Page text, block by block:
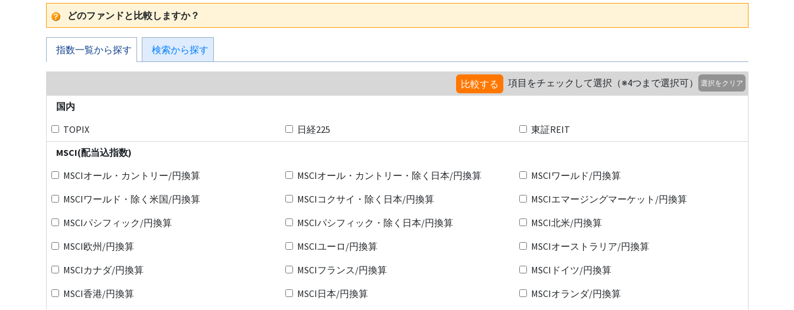
どのファンドと比較しますか？
指数一覧から探す 検索から探す
比較する 項目をチェックして選択（※4つまで選択可） 選択をクリア
国内
TOPIX
日経225
東証REIT
MSCI(配当込指数)
MSCIオール・カントリー/円換算
MSCIオール・カントリー・除く日本/円換算
MSCIワールド/円換算
MSCIワールド・除く米国/円換算
MSCIコクサイ・除く日本/円換算
MSCIエマージングマーケット/円換算
MSCIパシフィック/円換算
MSCIパシフィック・除く日本/円換算
MSCI北米/円換算
MSCI欧州/円換算
MSCIユーロ/円換算
MSCIオーストラリア/円換算
MSCIカナダ/円換算
MSCIフランス/円換算
MSCIドイツ/円換算
MSCI香港/円換算
MSCI日本/円換算
MSCIオランダ/円換算